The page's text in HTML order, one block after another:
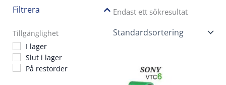
Filtrera
Tillgänglighet
I lager
Slut i lager
På restorder
Endast ett sökresultat